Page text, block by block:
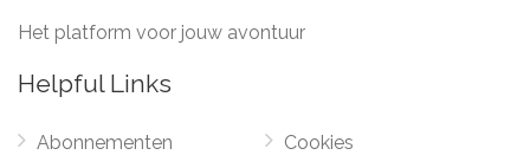
Het platform voor jouw avontuur
Helpful Links
Abonnementen
Cookies